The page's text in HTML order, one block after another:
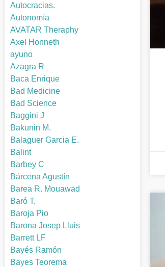
Autocracias.
Autonomía
AVATAR Theraphy
Axel Honneth
ayuno
Azagra R
Baca Enrique
Bad Medicine
Bad Science
Baggini J
Bakunin M.
Balaguer Garcia E.
Balint
Barbey C
Bárcena Agustín
Barea R. Mouawad
Baró T.
Baroja Pio
Barona Josep Lluis
Barrett LF
Bayés Ramón
Bayes Teorema